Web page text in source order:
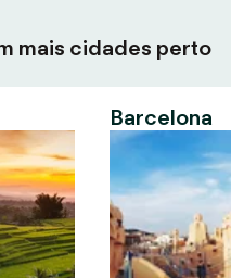
mais cidades perto
Barcelona